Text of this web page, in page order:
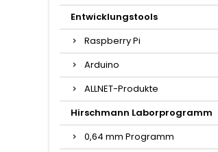
Entwicklungstools
Raspberry Pi
Arduino
ALLNET-Produkte
Hirschmann Laborprogramm
0,64 mm Programm